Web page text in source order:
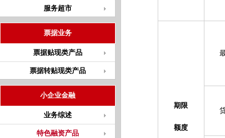
服务超市
票据业务
票据贴现类产品
票据转贴现类产品
小企业金融
业务综述
特色融资产品
期限
额度